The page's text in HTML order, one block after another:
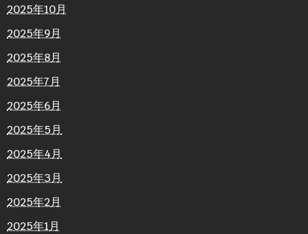
2025年10月
2025年9月
2025年8月
2025年7月
2025年6月
2025年5月
2025年4月
2025年3月
2025年2月
2025年1月